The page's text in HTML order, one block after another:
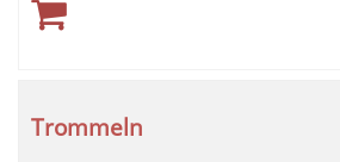
Trommeln